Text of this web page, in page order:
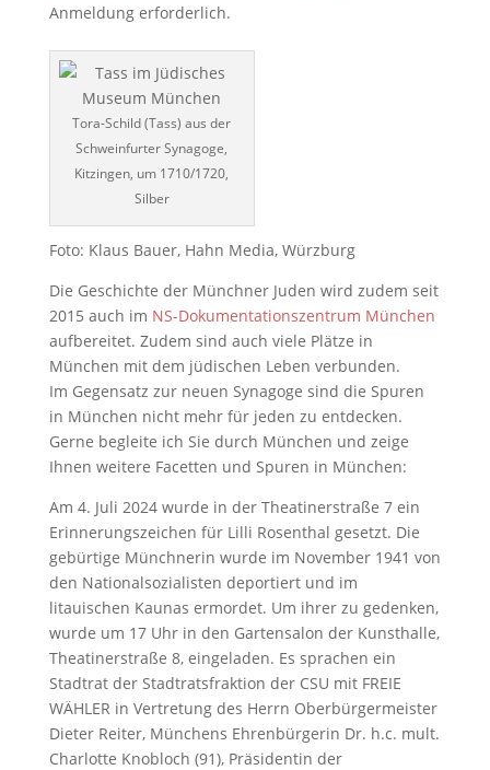
Anmeldung erforderlich.
Tora-Schild (Tass) aus der
Schweinfurter Synagoge,
Kitzingen, um 1710/1720,
Silber
Foto: Klaus Bauer, Hahn Media, Würzburg
Die Geschichte der Münchner Juden wird zudem seit
2015 auch im NS-Dokumentationszentrum München
aufbereitet. Zudem sind auch viele Plätze in
München mit dem jüdischen Leben verbunden.
Im Gegensatz zur neuen Synagoge sind die Spuren
in München nicht mehr für jeden zu entdecken.
Gerne begleite ich Sie durch München und zeige
Ihnen weitere Facetten und Spuren in München:
Am 4. Juli 2024 wurde in der Theatinerstraße 7 ein
Erinnerungszeichen für Lilli Rosenthal gesetzt. Die
gebürtige Münchnerin wurde im November 1941 von
den Nationalsozialisten deportiert und im
litauischen Kaunas ermordet. Um ihrer zu gedenken,
wurde um 17 Uhr in den Gartensalon der Kunsthalle,
Theatinerstraße 8, eingeladen. Es sprachen ein
Stadtrat der Stadtratsfraktion der CSU mit FREIE
WÄHLER in Vertretung des Herrn Oberbürgermeister
Dieter Reiter, Münchens Ehrenbürgerin Dr. h.c. mult.
Charlotte Knobloch (91), Präsidentin der